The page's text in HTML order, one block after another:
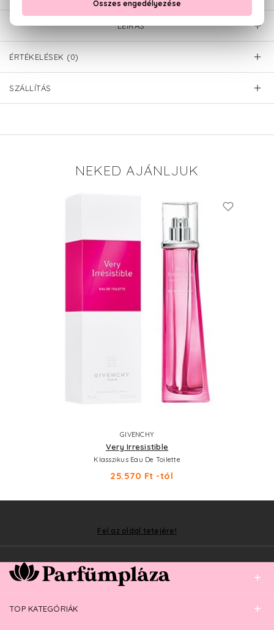
LEÍRÁS
ÉRTÉKELÉSEK (0)
SZÁLLÍTÁS
NEKED AJÁNLJUK
GIVENCHY
Very Irresistible
Klasszikus Eau De Toilette
25.570 Ft -tól
Fel az oldal tetejére!
TOP KATEGÓRIÁK